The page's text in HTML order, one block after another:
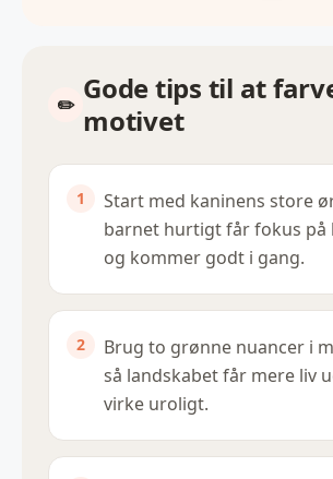
Gode tips til at
motivet
Start med kaninens store
barnet hurtigt får fokus på
og kommer godt i gang.
Brug to grønne nuancer i
så landskabet får mere liv
virke uroligt.